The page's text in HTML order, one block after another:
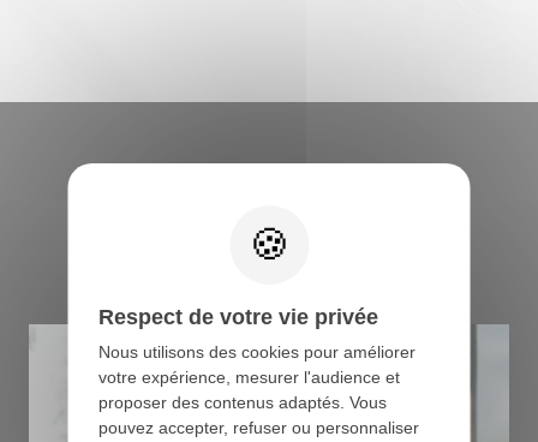
conseils du boucher
Respect de votre vie privée
Nous utilisons des cookies pour améliorer
votre expérience, mesurer l'audience et
proposer des contenus adaptés. Vous
pouvez accepter, refuser ou personnaliser